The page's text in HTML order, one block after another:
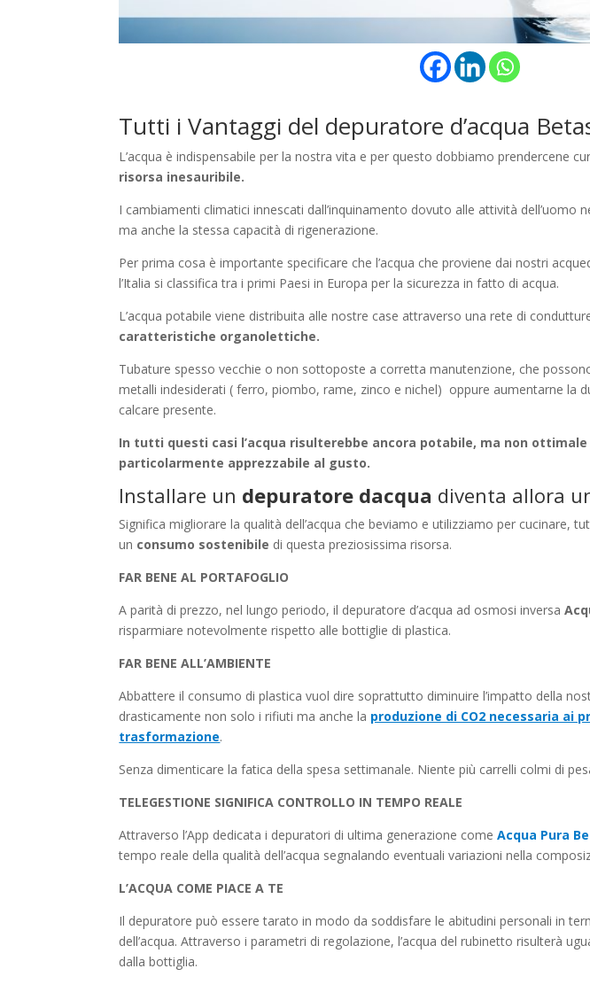
Tutti i Vantaggi del depuratore d’acqua
L’acqua è indispensabile per la nostra vita e per questo dobbiamo prendercene
risorsa inesauribile.
I cambiamenti climatici innescati dall’inquinamento dovuto alle attività dell’uomo
ma anche la stessa capacità di rigenerazione.
Per prima cosa è importante specificare che l’acqua che proviene dai nostri
l’Italia si classifica tra i primi Paesi in Europa per la sicurezza in fatto di acqua.
L’acqua potabile viene distribuita alle nostre case attraverso una rete di
caratteristiche organolettiche.
Tubature spesso vecchie o non sottoposte a corretta manutenzione, che
metalli indesiderati ( ferro, piombo, rame, zinco e nichel) oppure aumentarne la
calcare presente.
In tutti questi casi l’acqua risulterebbe ancora potabile, ma non
particolarmente apprezzabile al gusto.
Installare un depuratore dacqua diventa allora
Significa migliorare la qualità dell’acqua che beviamo e utilizziamo per cucinare,
un consumo sostenibile di questa preziosissima risorsa.
FAR BENE AL PORTAFOGLIO
A parità di prezzo, nel lungo periodo, il depuratore d’acqua ad osmosi inversa
risparmiare notevolmente rispetto alle bottiglie di plastica.
FAR BENE ALL’AMBIENTE
Abbattere il consumo di plastica vuol dire soprattutto diminuire l’impatto della
drasticamente non solo i rifiuti ma anche la produzione di CO2 necessaria ai
trasformazione.
Senza dimenticare la fatica della spesa settimanale. Niente più carrelli colmi di
TELEGESTIONE SIGNIFICA CONTROLLO IN TEMPO REALE
Attraverso l’App dedicata i depuratori di ultima generazione comeAcqua Pura
tempo reale della qualità dell’acqua segnalando eventuali variazioni nella
L’ACQUA COME PIACE A TE
Il depuratore può essere tarato in modo da soddisfare le abitudini personali in
dell’acqua. Attraverso i parametri di regolazione, l’acqua del rubinetto risulterà
dalla bottiglia.